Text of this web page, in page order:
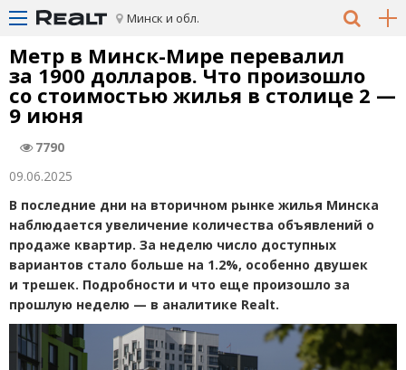
Минск и обл.
Метр в Минск-Мире перевалил
за 1900 долларов. Что произошло
со стоимостью жилья в столице 2 —
9 июня
7790
09.06.2025
В последние дни на вторичном рынке жилья Минска
наблюдается увеличение количества объявлений о
продаже квартир. За неделю число доступных
вариантов стало больше на 1.2%, особенно двушек
и трешек. Подробности и что еще произошло за
прошлую неделю — в аналитике Realt.